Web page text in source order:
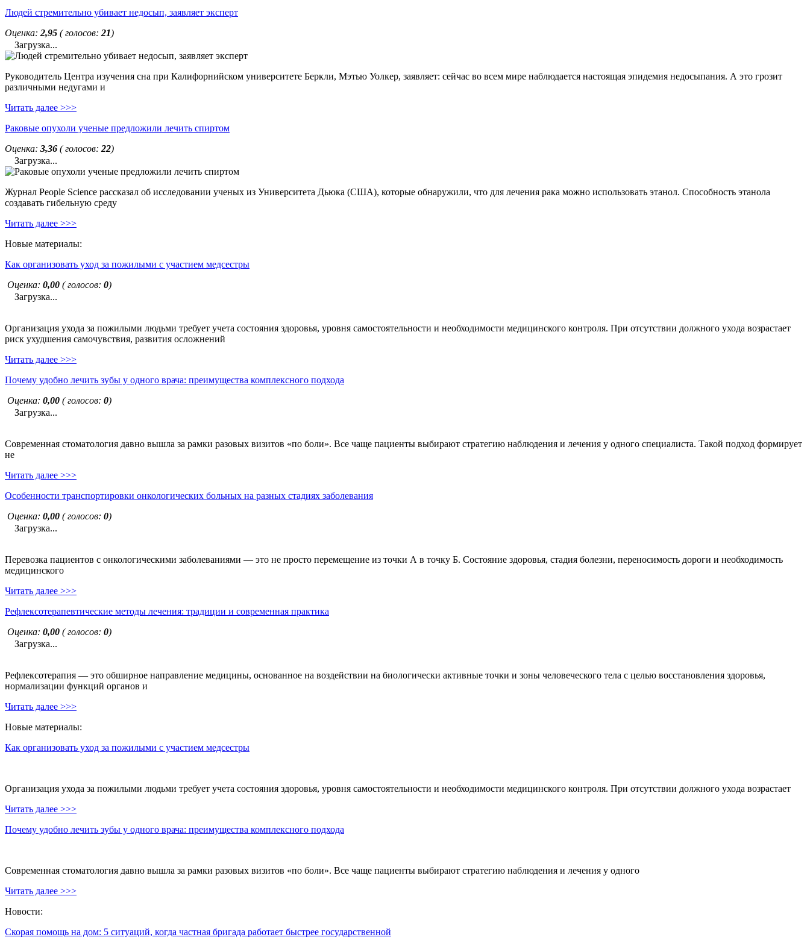
Людей стремительно убивает недосып, заявляет эксперт
Оценка: 2,95 ( голосов: 21)
Загрузка...
Руководитель Центра изучения сна при Калифорнийском университете Беркли, Мэтью Уолкер, заявляет: сейчас во всем мире наблюдается настоящая эпидемия недосыпания. А это грозит
различными недугами и
Читать далее >>>
Раковые опухоли ученые предложили лечить спиртом
Оценка: 3,36 ( голосов: 22)
Загрузка...
Журнал People Science рассказал об исследовании ученых из Университета Дьюка (США), которые обнаружили, что для лечения рака можно использовать этанол. Способность этанола
создавать гибельную среду
Читать далее >>>
Новые материалы:
Как организовать уход за пожилыми с участием медсестры
Оценка: 0,00 ( голосов: 0)
Загрузка...
Организация ухода за пожилыми людьми требует учета состояния здоровья, уровня самостоятельности и необходимости медицинского контроля. При отсутствии должного ухода возрастает
риск ухудшения самочувствия, развития осложнений
Читать далее >>>
Почему удобно лечить зубы у одного врача: преимущества комплексного подхода
Оценка: 0,00 ( голосов: 0)
Загрузка...
Современная стоматология давно вышла за рамки разовых визитов «по боли». Все чаще пациенты выбирают стратегию наблюдения и лечения у одного специалиста. Такой подход формирует
не
Читать далее >>>
Особенности транспортировки онкологических больных на разных стадиях заболевания
Оценка: 0,00 ( голосов: 0)
Загрузка...
Перевозка пациентов с онкологическими заболеваниями — это не просто перемещение из точки А в точку Б. Состояние здоровья, стадия болезни, переносимость дороги и необходимость
медицинского
Читать далее >>>
Рефлексотерапевтические методы лечения: традиции и современная практика
Оценка: 0,00 ( голосов: 0)
Загрузка...
Рефлексотерапия — это обширное направление медицины, основанное на воздействии на биологически активные точки и зоны человеческого тела с целью восстановления здоровья,
нормализации функций органов и
Читать далее >>>
Новые материалы:
Как организовать уход за пожилыми с участием медсестры
Организация ухода за пожилыми людьми требует учета состояния здоровья, уровня самостоятельности и необходимости медицинского контроля. При отсутствии должного ухода возрастает
Читать далее >>>
Почему удобно лечить зубы у одного врача: преимущества комплексного подхода
Современная стоматология давно вышла за рамки разовых визитов «по боли». Все чаще пациенты выбирают стратегию наблюдения и лечения у одного
Читать далее >>>
Новости:
Скорая помощь на дом: 5 ситуаций, когда частная бригада работает быстрее государственной